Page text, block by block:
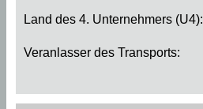
Land des 4. Unternehmers (U4):
Veranlasser des Transports: